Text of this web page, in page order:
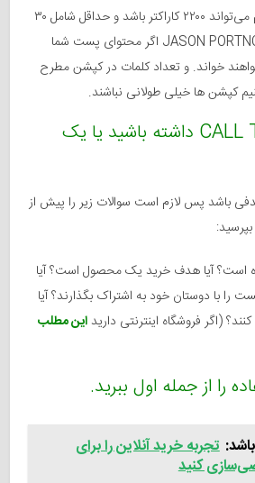
طول هر کپشن اینستاگرام می‌تواند ۲۲۰۰ کاراکتر باشد و حداقل شامل ۳۰
هشتگ باشد. به گفته JASON PORTNOY اگر محتوای پست شما
خواند. و تعداد کلمات در کپشن مطرح
کپشن ها خیلی طولانی نباشند.
CALL TO ACTION داشته باشید یا یک
باشد پس لازم است سوالات زیر را پیش از
است؟ آیا هدف خرید یک محصول است؟ آیا
با دوستان خود به اشتراک بگذارند؟ آیا
(اگر فروشگاه اینترنتی داریداین مطلب
را از جمله اول ببرید.
تجربه خرید آنلاین را برای
کنید